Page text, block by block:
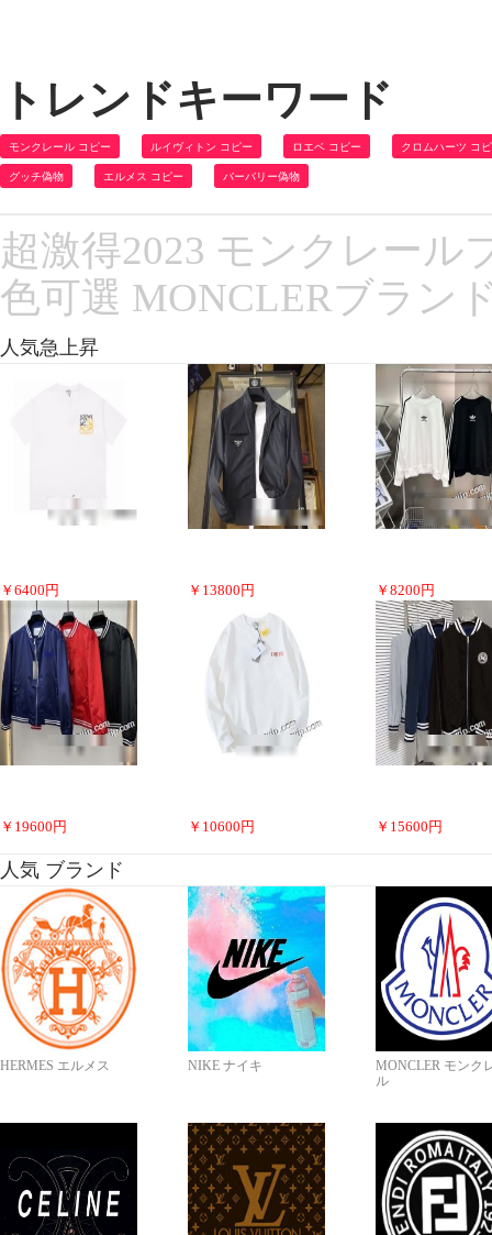
トレンドキーワード
モンクレール コピー ルイヴィトン コピー ロエベ コピー クロムハーツ コ
グッチ偽物 エルメス コピー バーバリー偽物
超激得2023 モンクレール
色可選 MONCLERブラン
人気急上昇
￥ 6400 円 ￥ 13800 円 ￥ 8200 円
￥ 19600 円 ￥ 10600 円 ￥ 15600 円
人気 ブランド
HERMES エルメス NIKE ナイキ
MONCLER モンク
ル